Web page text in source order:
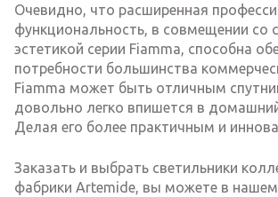
Очевидно, что расширенная
функциональность, в совмещении со
эстетикой серии Fiamma, способна
потребности большинства
Fiamma может быть отличным
довольно легко впишется в
Делая его более практичным и
Заказать и выбрать светильники
фабрики Artemide, вы можете в